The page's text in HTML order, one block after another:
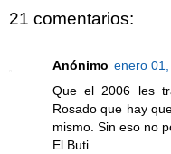
21 comentarios:
Anónimo enero 01,
Que el 2006 les
Rosado que hay
mismo. Sin eso no
El Buti